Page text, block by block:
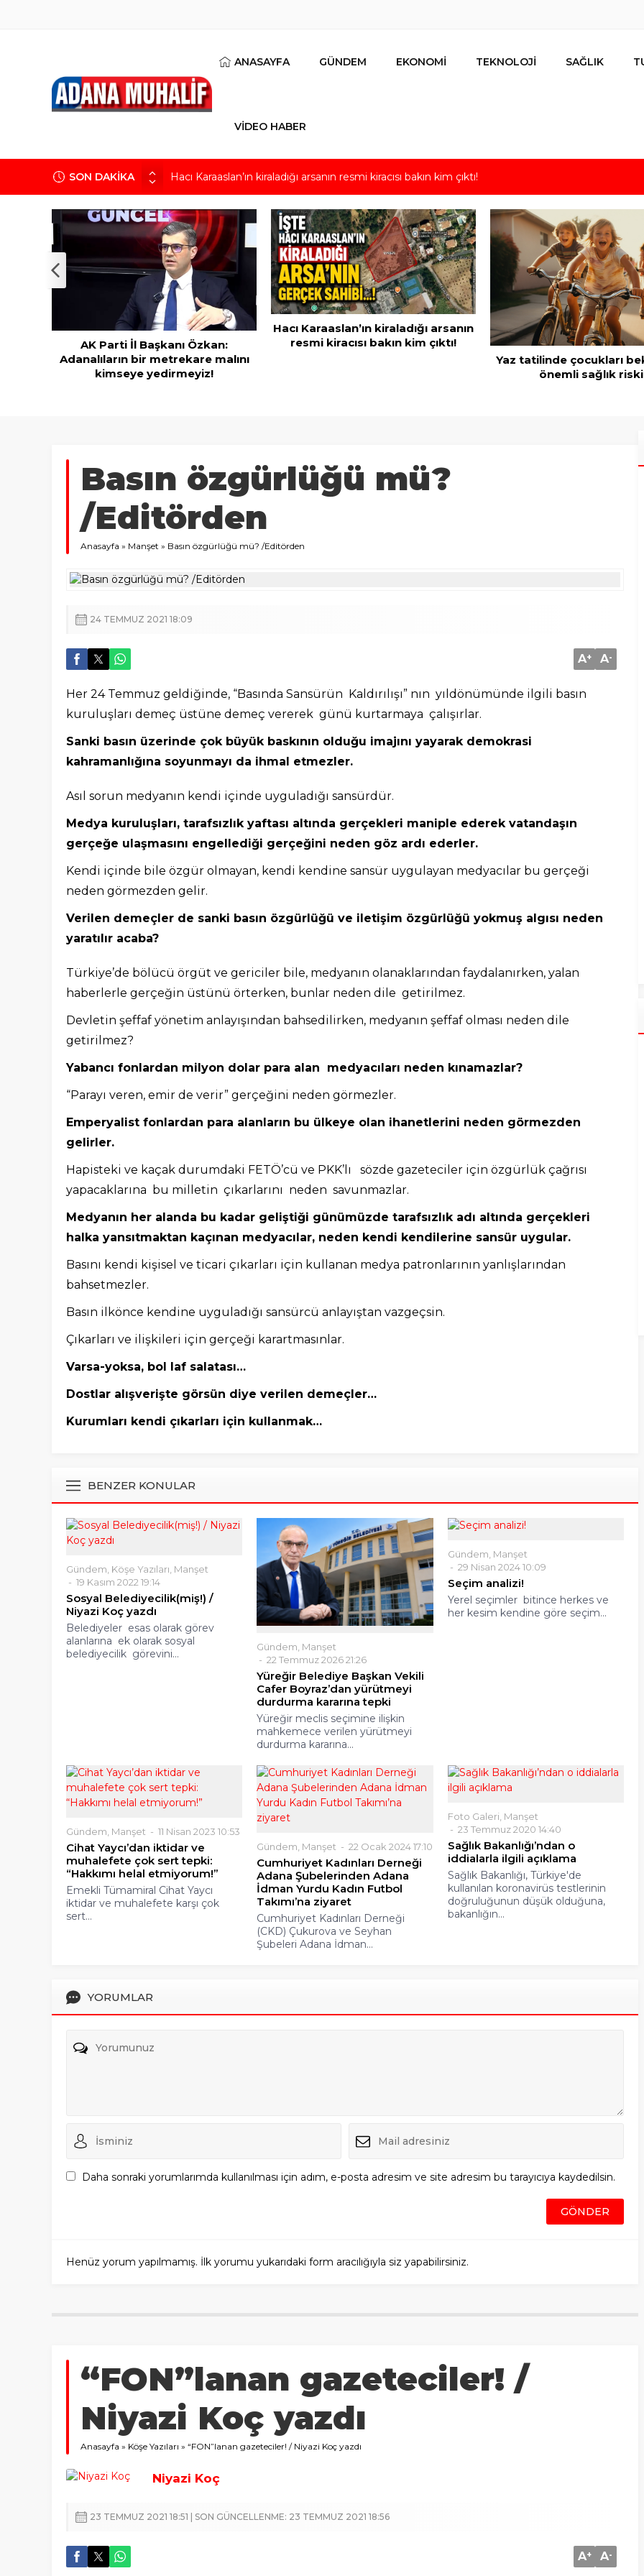
ANASAYFA GÜNDEM EKONOMİ TEKNOLOJİ SAĞLIK
VİDEO HABER
SON DAKİKA
Hacı Karaaslan’ın kiraladığı arsanın resmi kiracısı bakın kim çıktı!
Yaz tatilinde çocukları bekleyen 6 önemli sağlık riski!
Adana Büyükşehir Belediyesi’nden üreticiye 168 adet süt sağım makinesi
71 İlde zehir tacirlerine dev operasyon! 832 kilo uyuşturucu, 425 bin hap ele geçirildi
AK Parti İl Başkanı Özkan: Adanalıların bir metrekare malını kimseye yedirmeyiz!
Hacı Karaaslan’ın kiraladığı arsanın
resmi kiracısı bakın kim çıktı!
Adana Büyükşehir
üreticiye 168 adet süt
Basın özgürlüğü mü?
/Editörden
Anasayfa » Manşet » Basın özgürlüğü mü? /Editörden
24 TEMMUZ 2021 18:09
A+ A-
Her 24 Temmuz geldiğinde, “Basında Sansürün Kaldırılışı” nın yıldönümünde ilgili basın
kuruluşları demeç üstüne demeç vererek günü kurtarmaya çalışırlar.
Sanki basın üzerinde çok büyük baskının olduğu imajını yayarak demokrasi
kahramanlığına soyunmayı da ihmal etmezler.
Asıl sorun medyanın kendi içinde uyguladığı sansürdür.
Medya kuruluşları, tarafsızlık yaftası altında gerçekleri maniple ederek vatandaşın
gerçeğe ulaşmasını engellediği gerçeğini neden göz ardı ederler.
Kendi içinde bile özgür olmayan, kendi kendine sansür uygulayan medyacılar bu gerçeği
neden görmezden gelir.
Verilen demeçler de sanki basın özgürlüğü ve iletişim özgürlüğü yokmuş algısı neden
yaratılır acaba?
Türkiye’de bölücü örgüt ve gericiler bile, medyanın olanaklarından faydalanırken, yalan
haberlerle gerçeğin üstünü örterken, bunlar neden dile getirilmez.
Devletin şeffaf yönetim anlayışından bahsedilirken, medyanın şeffaf olması neden dile
getirilmez?
Yabancı fonlardan milyon dolar para alan medyacıları neden kınamazlar?
“Parayı veren, emir de verir” gerçeğini neden görmezler.
Emperyalist fonlardan para alanların bu ülkeye olan ihanetlerini neden görmezden
gelirler.
Hapisteki ve kaçak durumdaki FETÖ’cü ve PKK’lı sözde gazeteciler için özgürlük çağrısı
yapacaklarına bu milletin çıkarlarını neden savunmazlar.
Medyanın her alanda bu kadar geliştiği günümüzde tarafsızlık adı altında gerçekleri
halka yansıtmaktan kaçınan medyacılar, neden kendi kendilerine sansür uygular.
Basını kendi kişisel ve ticari çıkarları için kullanan medya patronlarının yanlışlarından
bahsetmezler.
Basın ilkönce kendine uyguladığı sansürcü anlayıştan vazgeçsin.
Çıkarları ve ilişkileri için gerçeği karartmasınlar.
Varsa-yoksa, bol laf salatası…
Dostlar alışverişte görsün diye verilen demeçler…
Kurumları kendi çıkarları için kullanmak…
BENZER KONULAR
Gündem, Köşe Yazıları, Manşet
19 Kasım 2022 19:14
Sosyal Belediyecilik(miş!) /
Niyazi Koç yazdı
Belediyeler esas olarak görev
alanlarına ek olarak sosyal
belediyecilik görevini...
Gündem Manşet
22 Temmuz 2026 21:26
Yüreğir Belediye Başkan Vekili
Cafer Boyraz’dan yürütmeyi
durdurma kararına tepki
​Yüreğir meclis seçimine ilişkin
mahkemece verilen yürütmeyi
durdurma kararına...
Gündem, Manşet
29 Nisan 2024 10:09
Seçim analizi!
Yerel seçimler bitince herkes ve
her kesim kendine göre seçim...
Gündem Manşet 11 Nisan 2023 10:53
Cihat Yaycı’dan iktidar ve
muhalefete çok sert tepki:
“Hakkımı helal etmiyorum!”
Emekli Tümamiral Cihat Yaycı
iktidar ve muhalefete karşı çok
sert...
Gündem Manşet 22 Ocak 2024 17:10
Cumhuriyet Kadınları Derneği
Adana Şubelerinden Adana
İdman Yurdu Kadın Futbol
Takımı’na ziyaret
Cumhuriyet Kadınları Derneği
(CKD) Çukurova ve Seyhan
Şubeleri Adana İdman...
Foto Galeri Manşet
23 Temmuz 2020 14:40
Sağlık Bakanlığı’ndan o
iddialarla ilgili açıklama
Sağlık Bakanlığı, Türkiye'de
kullanılan koronavirüs testlerinin
doğruluğunun düşük olduğuna,
bakanlığın...
YORUMLAR
Daha sonraki yorumlarımda kullanılması için adım, e-posta adresim ve site adresim bu tarayıcıya kaydedilsin.
Henüz yorum yapılmamış. İlk yorumu yukarıdaki form aracılığıyla siz yapabilirsiniz.
“FON”lanan gazeteciler! /
Niyazi Koç yazdı
Anasayfa » Köşe Yazıları » “FON”lanan gazeteciler! / Niyazi Koç yazdı
Niyazi Koç
23 TEMMUZ 2021 18:51 | SON GÜNCELLENME: 23 TEMMUZ 2021 18:56
A+ A-